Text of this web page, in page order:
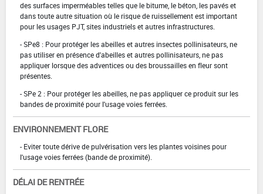
des surfaces imperméables telles que le bitume, le béton, les pavés et
dans toute autre situation où le risque de ruissellement est important
pour les usages PJT, sites industriels et autres infrastructures.
- SPe8 : Pour protéger les abeilles et autres insectes pollinisateurs, ne
pas utiliser en présence d'abeilles et autres pollinisateurs, ne pas
appliquer lorsque des adventices ou des broussailles en fleur sont
présentes.
- SPe 2 : Pour protéger les abeilles, ne pas appliquer ce produit sur les
bandes de proximité pour l'usage voies ferrées.
ENVIRONNEMENT FLORE
- Eviter toute dérive de pulvérisation vers les plantes voisines pour
l'usage voies ferrées (bande de proximité).
DÉLAI DE RENTRÉE